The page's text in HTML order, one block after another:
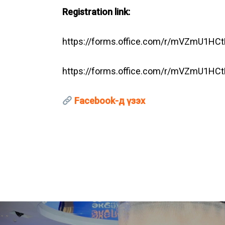
Registration link:
https://forms.office.com/r/
https://forms.office.com/r/
Facebook-д үзэх